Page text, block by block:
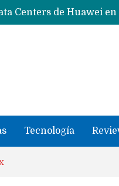
Tecnología